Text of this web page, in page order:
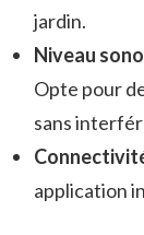
jardin.
Niveau
Opte pour
sans
application